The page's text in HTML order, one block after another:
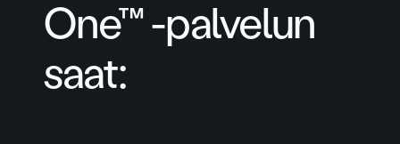
One™ -palvelun
saat: